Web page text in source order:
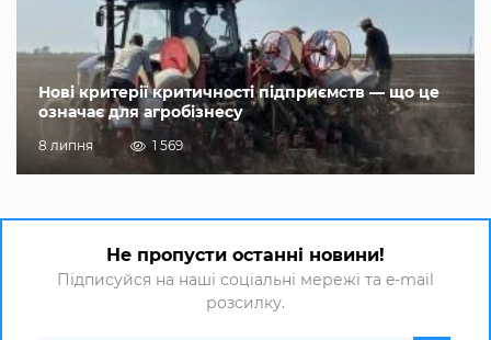
Нові критерії критичності підприємств — що це
означає для агробізнесу
8 липня 1 569
Не пропусти останні новини!
Підписуйся на наші соціальні мережі та e-mail
розсилку.